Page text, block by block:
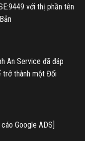
với thị phần tên
An Service đã đáp
trở thành một Đối
Google ADS